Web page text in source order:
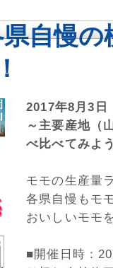
自慢
2017年8月3
～主要産地（
べ比べてみよ
モモの生産量
各県自慢もモ
おいしいモモ
■開催日時：